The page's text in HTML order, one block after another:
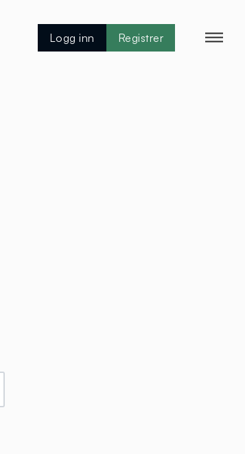
Logg inn Registrer